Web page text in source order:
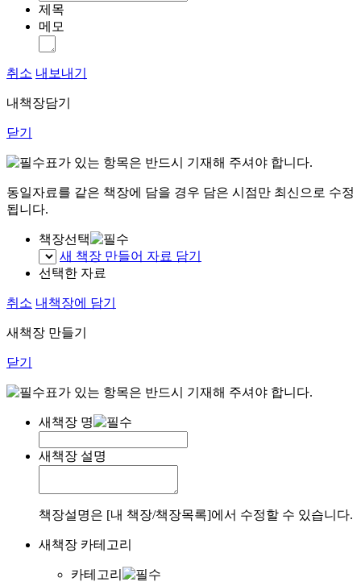
제목
메모
취소 내보내기
내책장담기
닫기
표가 있는 항목은 반드시 기재해 주셔야 합니다.
동일자료를 같은 책장에 담을 경우 담은 시점만 최신으로 수정
됩니다.
책장선택
새 책장 만들어 자료 담기
선택한 자료
취소 내책장에 담기
새책장 만들기
닫기
표가 있는 항목은 반드시 기재해 주셔야 합니다.
새책장 명
새책장 설명
책장설명은 [내 책장/책장목록]에서 수정할 수 있습니다.
새책장 카테고리
카테고리